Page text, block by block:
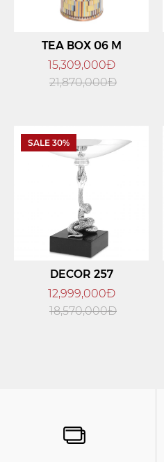
TEA BOX 06 M
15,309,000Đ
21,870,000Đ
SALE 30%
DECOR 257
12,999,000Đ
18,570,000Đ